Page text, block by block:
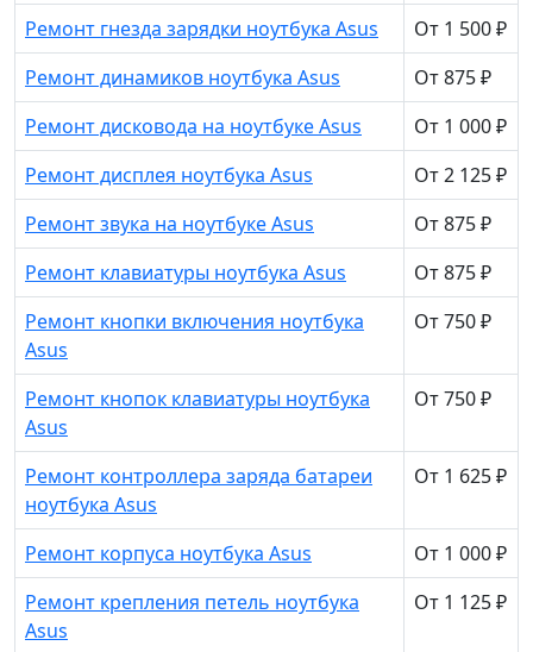
Ремонт гнезда зарядки ноутбука Asus
От 1 500 ₽
Ремонт динамиков ноутбука Asus
От 875 ₽
Ремонт дисковода на ноутбуке Asus
От 1 000 ₽
Ремонт дисплея ноутбука Asus
От 2 125 ₽
Ремонт звука на ноутбуке Asus
От 875 ₽
Ремонт клавиатуры ноутбука Asus
От 875 ₽
Ремонт кнопки включения ноутбука
Asus
От 750 ₽
Ремонт кнопок клавиатуры ноутбука
Asus
От 750 ₽
Ремонт контроллера заряда батареи
ноутбука Asus
От 1 625 ₽
Ремонт корпуса ноутбука Asus
От 1 000 ₽
Ремонт крепления петель ноутбука
Asus
От 1 125 ₽